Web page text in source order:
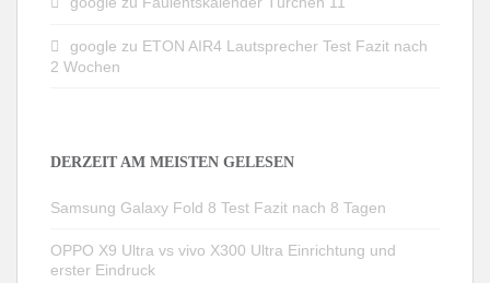
google zu ETON AIR4 Lautsprecher Test Fazit nach
2 Wochen
DERZEIT AM MEISTEN GELESEN
Samsung Galaxy Fold 8 Test Fazit nach 8 Tagen
OPPO X9 Ultra vs vivo X300 Ultra Einrichtung und
erster Eindruck